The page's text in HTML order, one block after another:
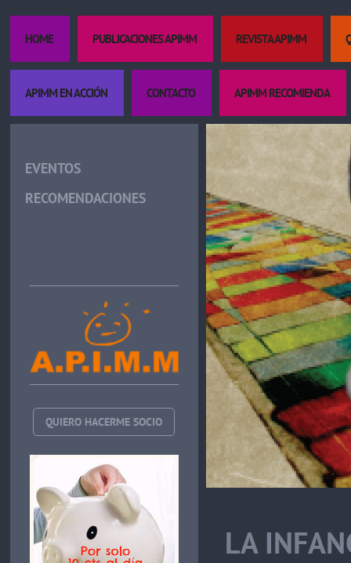
HOME PUBLICACIONES APIMM REVISTA APIMM
APIMM EN ACCIÓN CONTACTO APIMM RECOMIENDA
EVENTOS
RECOMENDACIONES
QUIERO HACERME SOCIO
LA